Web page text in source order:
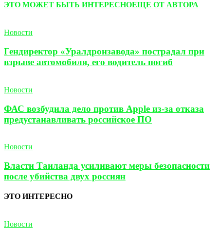
ЭТО МОЖЕТ БЫТЬ ИНТЕРЕСНОЕЩЕ ОТ АВТОРА
Новости
Гендиректор «Уралдронзавода» пострадал при
взрыве автомобиля, его водитель погиб
Новости
ФАС возбудила дело против Apple из-за отказа
предустанавливать российское ПО
Новости
Власти Таиланда усиливают меры безопасности
после убийства двух россиян
ЭТО ИНТЕРЕСНО
Новости